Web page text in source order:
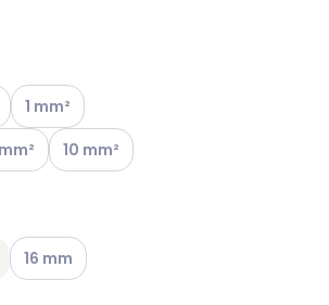
vaihtoehdotolevat vaihtoehdot
Katso käytettävissä olevat vaihtoehdot
1 mm²
olevat vaihtoehdot
käytettävissä olevat vaihtoehdot
Katso käytettävissä olevat
10 mm²
olevat vaihtoehdot
vaihtoehdot
Katso käytettävissä olevat vaihtoehdot
16 mm
olevat vaihtoehdot